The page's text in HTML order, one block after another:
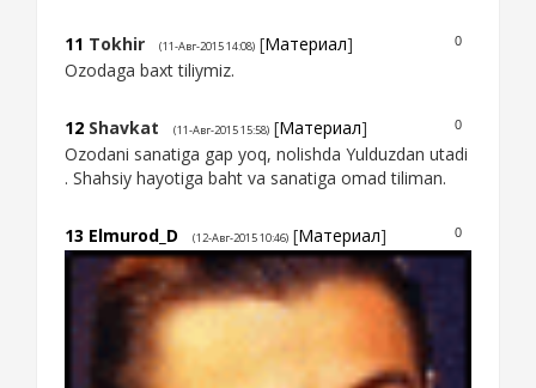
0
11 Tokhir (11-Авг-2015 14:08) [Материал]
Ozodaga baxt tiliymiz.
0
12 Shavkat (11-Авг-2015 15:58) [Материал]
Ozodani sanatiga gap yoq, nolishda Yulduzdan utadi
. Shahsiy hayotiga baht va sanatiga omad tiliman.
0
13 Elmurod_D (12-Авг-2015 10:46) [Материал]